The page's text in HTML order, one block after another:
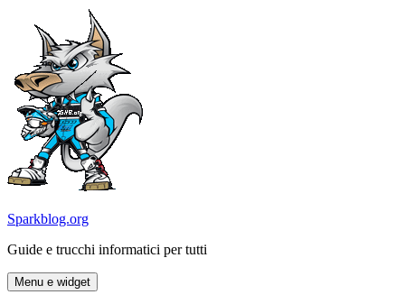
contenuto
Sparkblog.org
Guide e trucchi informatici per tutti
Menu e widget